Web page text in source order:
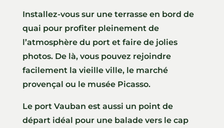
Installez-vous sur une terrasse en bord de
quai pour profiter pleinement de
l’atmosphère du port et faire de jolies
photos. De là, vous pouvez rejoindre
facilement la vieille ville, le marché
provençal ou le musée Picasso.
Le port Vauban est aussi un point de
départ idéal pour une balade vers le cap